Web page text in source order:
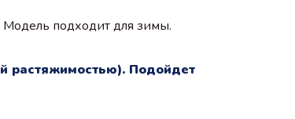
Модель подходит для зимы.
растяжимостью). Подойдет